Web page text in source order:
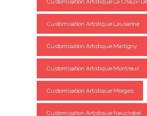
Customisation Artistique La Chaux-
Customisation Artistique Lausanne
Customisation Artistique Martigny
Customisation Artistique Montreux
Customisation Artistique Morges
Customisation Artistique Neuchâtel